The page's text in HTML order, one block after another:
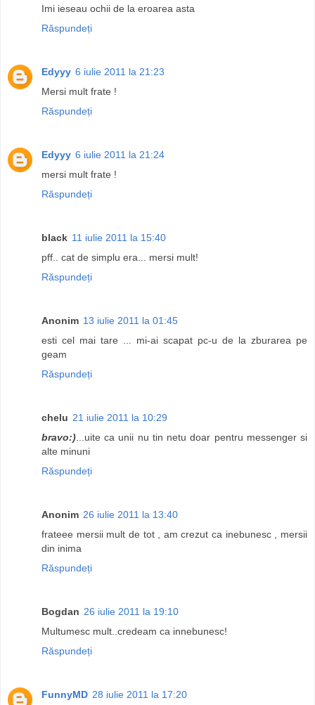
Imi ieseau ochii de la eroarea asta
Răspundeți
Edyyy 6 iulie 2011 la 21:23
Mersi mult frate !
Răspundeți
Edyyy 6 iulie 2011 la 21:24
mersi mult frate !
Răspundeți
black 11 iulie 2011 la 15:40
pff.. cat de simplu era... mersi mult!
Răspundeți
Anonim 13 iulie 2011 la 01:45
esti cel mai tare ... mi-ai scapat pc-u de la zburarea pe
geam
Răspundeți
chelu 21 iulie 2011 la 10:29
bravo:)...uite ca unii nu tin netu doar pentru messenger si
alte minuni
Răspundeți
Anonim 26 iulie 2011 la 13:40
frateee mersii mult de tot , am crezut ca inebunesc , mersii
din inima
Răspundeți
Bogdan 26 iulie 2011 la 19:10
Multumesc mult..credeam ca innebunesc!
Răspundeți
FunnyMD 28 iulie 2011 la 17:20